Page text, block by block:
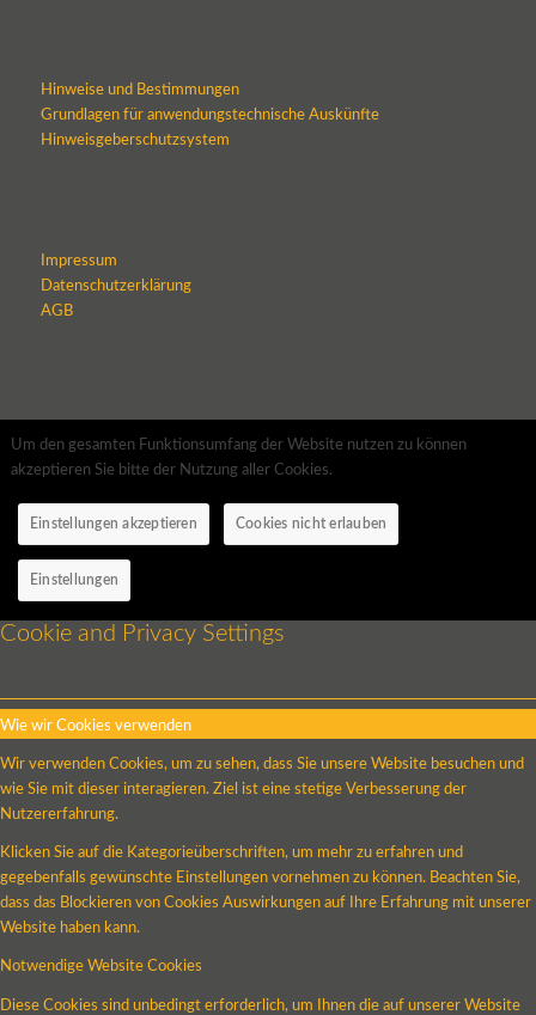
Hinweise und Bestimmungen
Grundlagen für anwendungstechnische Auskünfte
Hinweisgeberschutzsystem
Impressum
Datenschutzerklärung
AGB
Um den gesamten Funktionsumfang der Website nutzen zu können
akzeptieren Sie bitte der Nutzung aller Cookies.
Einstellungen akzeptieren Cookies nicht erlauben
Einstellungen
Cookie and Privacy Settings
Wie wir Cookies verwenden
Wir verwenden Cookies, um zu sehen, dass Sie unsere Website besuchen und
wie Sie mit dieser interagieren. Ziel ist eine stetige Verbesserung der
Nutzererfahrung.
Klicken Sie auf die Kategorieüberschriften, um mehr zu erfahren und
gegebenfalls gewünschte Einstellungen vornehmen zu können. Beachten Sie,
dass das Blockieren von Cookies Auswirkungen auf Ihre Erfahrung mit unserer
Website haben kann.
Notwendige Website Cookies
Diese Cookies sind unbedingt erforderlich, um Ihnen die auf unserer Website